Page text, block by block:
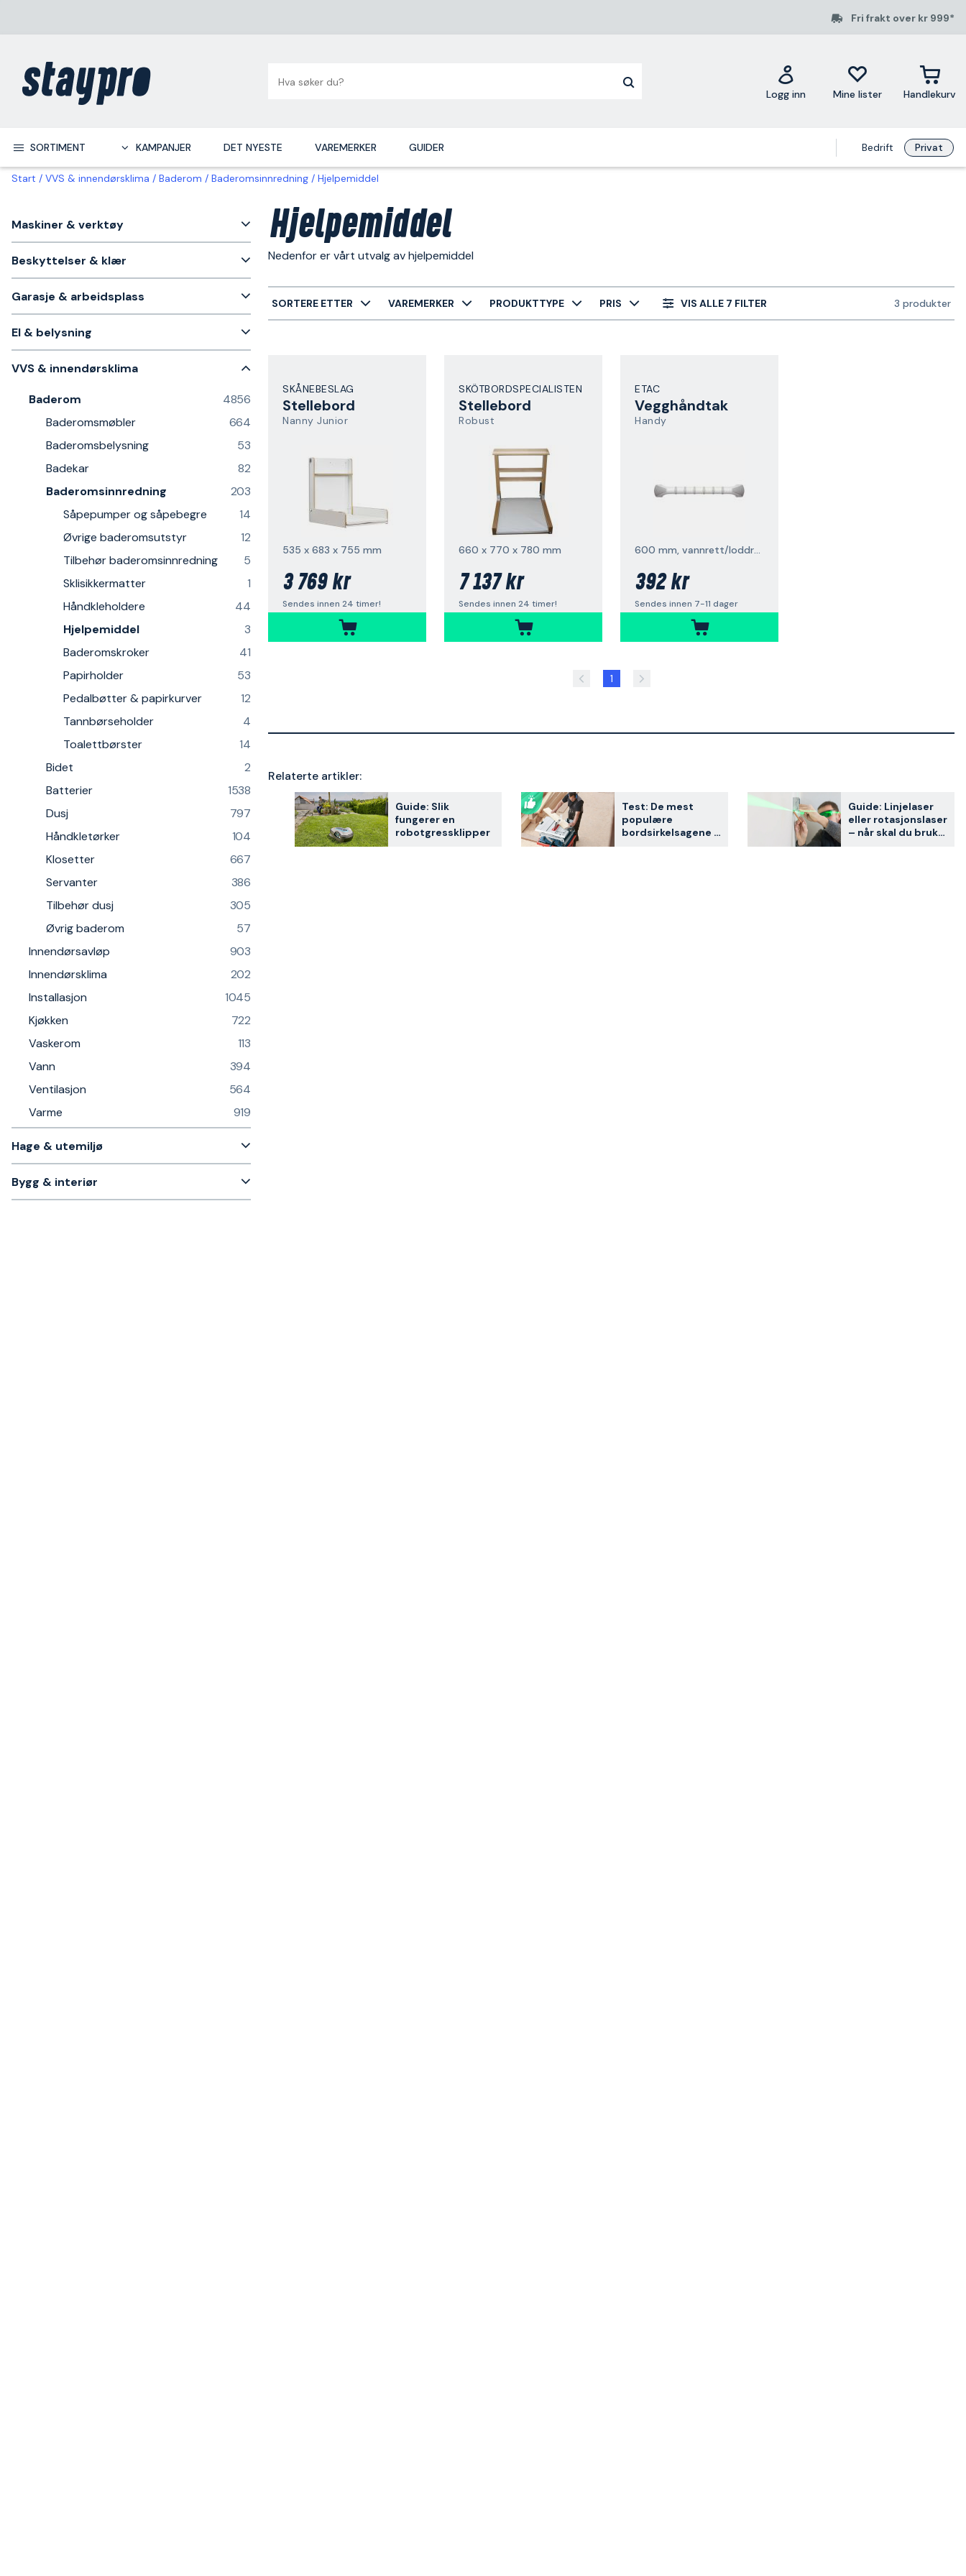
Fri frakt over kr 999*
Logg inn Mine lister Handlekurv
SORTIMENT KAMPANJER DET NYESTE VAREMERKER GUIDER Bedrift Privat
Start VVS & innendørsklima Baderom Baderomsinnredning Hjelpemiddel
Maskiner & verktøy
Beskyttelser & klær
Garasje & arbeidsplass
El & belysning
VVS & innendørsklima
Baderom
4856
Baderomsmøbler
664
Baderomsbelysning
53
Badekar
82
Baderomsinnredning
203
Såpepumper og såpebegre
14
Øvrige baderomsutstyr
12
Tilbehør baderomsinnredning
5
Sklisikkermatter
1
Håndkleholdere
44
Hjelpemiddel
3
Baderomskroker
41
Papirholder
53
Pedalbøtter & papirkurver
12
Tannbørseholder
4
Toalettbørster
14
Bidet
2
Batterier
1538
Dusj
797
Håndkletørker
104
Klosetter
667
Servanter
386
Tilbehør dusj
305
Øvrig baderom
57
Innendørsavløp
903
Innendørsklima
202
Installasjon
1045
Kjøkken
722
Vaskerom
113
Vann
394
Ventilasjon
564
Varme
919
Hage & utemiljø
Bygg & interiør
Hjelpemiddel
Nedenfor er vårt utvalg av hjelpemiddel
SORTERE ETTER VAREMERKER PRODUKTTYPE PRIS VIS ALLE 7 FILTER 3 produkter
SKÅNEBESLAG
Stellebord
Nanny Junior
535 x 683 x 755 mm
3 769 kr
Sendes innen 24 timer!
SKÖTBORDSPECIALISTEN
Stellebord
Robust
660 x 770 x 780 mm
7 137 kr
Sendes innen 24 timer!
ETAC
Vegghåndtak
Handy
600 mm, vannrett/loddrett
392 kr
Sendes innen 7-11 dager
1
Relaterte artikler:
Guide: Slik
fungerer en
robotgressklipper
Test: De mest
populære
bordsirkelsagene i
Guide: Linjelaser
eller rotasjonslaser
– når skal du bruke